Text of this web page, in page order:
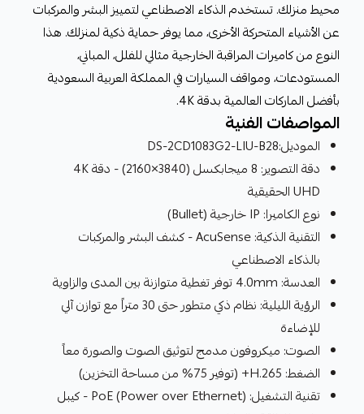
محيط منزلك. تستخدم الذكاء الاصطناعي لتمييز البشر والمركبات
عن الأشياء المتحركة الأخرى، مما يوفر حماية ذكية لمنزلك. هذا
النوع من كاميرات المراقبة الخارجية مثالي للفلل، المباني،
المستودعات، ومواقف السيارات في المملكة العربية السعودية
بأفضل الماركات العالمية بدقة 4K.
المواصفات الفنية
الموديل:DS-2CD1083G2-LIU-B28
دقة التصوير: 8 ميجابكسل (3840×2160) - دقة 4K
UHD الحقيقية
نوع الكاميرا: IP خارجية (Bullet)
التقنية الذكية: AcuSense - كشف البشر والمركبات
بالذكاء الاصطناعي
العدسة: 4.0mm توفر تغطية متوازنة بين المدى والزاوية
الرؤية الليلية: نظام ذكي متطور حتى 30 متراً مع توازن آلي
للإضاءة
الصوت: ميكروفون مدمج لتوثيق الصوت والصورة معاً
الضغط: H.265+ (توفير 75% من مساحة التخزين)
تقنية التشغيل: PoE (Power over Ethernet) - كيبل